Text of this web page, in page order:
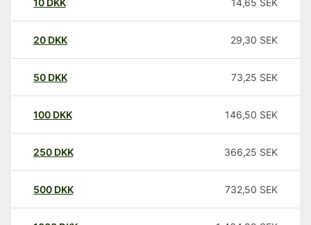
10 DKK 14,65 SEK
20 DKK 29,30 SEK
50 DKK 73,25 SEK
100 DKK 146,50 SEK
250 DKK 366,25 SEK
500 DKK 732,50 SEK